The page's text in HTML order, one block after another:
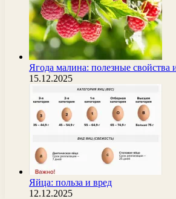
Ягода малина: полезные свойства
15.12.2025
Яйца: польза и вред
12.12.2025